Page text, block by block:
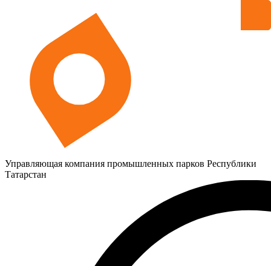
Управляющая компания промышленных парков Республики
Татарстан